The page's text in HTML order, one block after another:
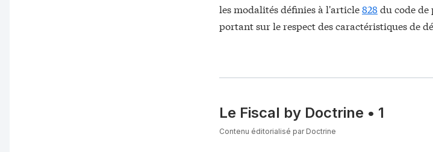
les modalités définies à l'article828 du code
portant sur le respect des caractéristiques de
Le Fiscal by Doctrine • 1
Contenu éditorialisé par Doctrine